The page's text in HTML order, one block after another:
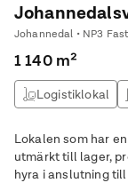
Johannedal • NP3
1 140 m²
Logistiklokal
Lokalen som har
utmärkt till lager, produktion mm.
hyra i anslutning